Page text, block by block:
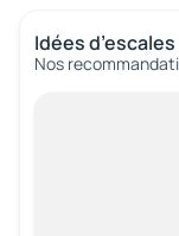
Idées d’escales
Nos